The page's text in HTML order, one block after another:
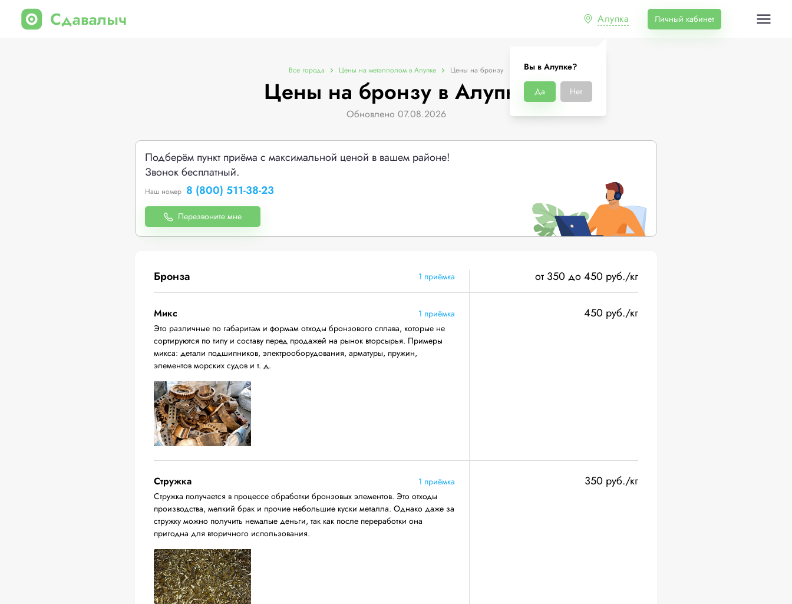
Алупка
Вы в Алупке?
Да Нет
Личный кабинет
Все города Цены на металлолом в Алупке Цены на бронзу
Цены на бронзу в Алупке
Обновлено 07.08.2026
Подберём пункт приёма с максимальной ценой в вашем районе!
Звонок бесплатный.
Наш номер 8 (800) 511-38-23
Перезвоните мне
Бронза 1 приёмка от 350 до 450 руб./кг
Микс
1 приёмка
Это различные по габаритам и формам отходы бронзового сплава, которые не
сортируются по типу и составу перед продажей на рынок вторсырья. Примеры
микса: детали подшипников, электрооборудования, арматуры, пружин,
элементов морских судов и т. д.
450 руб./кг
Стружка
1 приёмка
Стружка получается в процессе обработки бронзовых элементов. Это отходы
производства, мелкий брак и прочие небольшие куски металла. Однако даже за
стружку можно получить немалые деньги, так как после переработки она
пригодна для вторичного использования.
350 руб./кг